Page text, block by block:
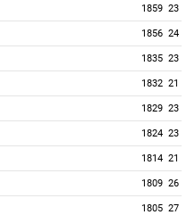
1859 23
1856 24
1835 23
1832 21
1829 23
1824 23
1814 21
1809 26
1805 27